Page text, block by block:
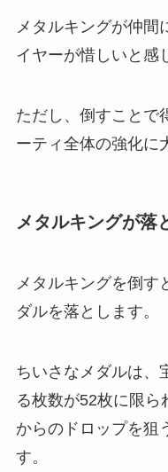
メタルキングが仲間
イヤーが惜しいと感
ただし、倒すことで
ーティ全体の強化に
メタルキングが落
メタルキングを倒す
ダルを落とします。
ちいさなメダルは、
る枚数が52枚に限
からのドロップを狙
す。